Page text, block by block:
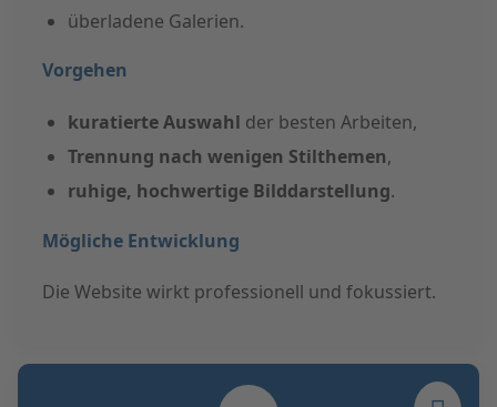
überladene Galerien.
Vorgehen
kuratierte Auswahl der besten Arbeiten,
Trennung nach wenigen Stilthemen,
ruhige, hochwertige Bilddarstellung.
Mögliche Entwicklung
Die Website wirkt professionell und fokussiert.